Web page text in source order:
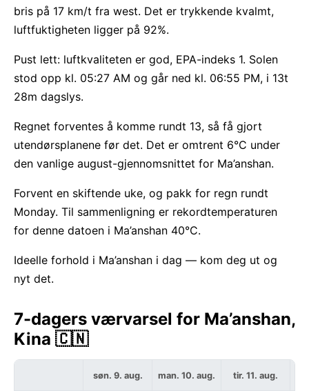
bris på 17 km/t fra west. Det er trykkende kvalmt,
luftfuktigheten ligger på 92%.
Pust lett: luftkvaliteten er god, EPA-indeks 1. Solen
stod opp kl. 05:27 AM og går ned kl. 06:55 PM, i 13t
28m dagslys.
Regnet forventes å komme rundt 13, så få gjort
utendørsplanene før det. Det er omtrent 6°C under
den vanlige august-gjennomsnittet for Ma’anshan.
Forvent en skiftende uke, og pakk for regn rundt
Monday. Til sammenligning er rekordtemperaturen
for denne datoen i Ma’anshan 40°C.
Ideelle forhold i Ma’anshan i dag — kom deg ut og
nyt det.
7-dagers værvarsel for Ma’anshan,
Kina 🇨🇳
søn. 9. aug. man. 10. aug. tir. 11. aug.